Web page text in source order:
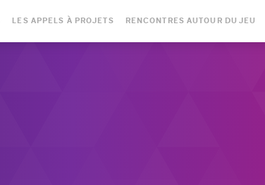
LES APPELS À PROJETS RENCONTRES AUTOUR DU JEU